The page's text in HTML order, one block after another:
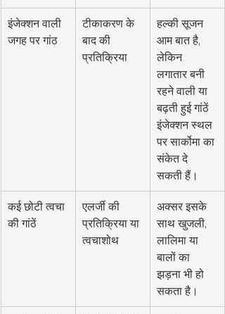
इंजेक्शन वाली
जगह पर गांठ
टीकाकरण के
बाद की
प्रतिक्रिया
हल्की सूजन
आम बात है,
लेकिन
लगातार बनी
रहने वाली या
बढ़ती हुई गांठें
इंजेक्शन स्थल
पर सार्कोमा का
संकेत दे
सकती हैं।
कई छोटी त्वचा
की गांठें
एलर्जी की
प्रतिक्रिया या
त्वचाशोथ
अक्सर इसके
साथ खुजली,
लालिमा या
बालों का
झड़ना भी हो
सकता है।